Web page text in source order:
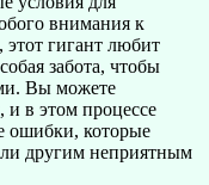
внимания к
гигант любит
забота, чтобы
Вы можете
и в этом процессе
ошибки, которые
другим неприятным